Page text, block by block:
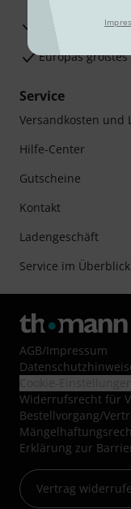
Europas
Service
Versandkosten und
Hilfe-Center
Gutscheine
Kontakt
Ladengeschäft
Service im Überblick
AGB/Impressum
Widerrufsrecht für
Bestellvorgang/
Erklärung zur
Vertrag